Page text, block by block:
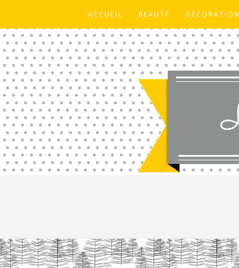
ACCUEIL BEAUTÉ DÉCORATION